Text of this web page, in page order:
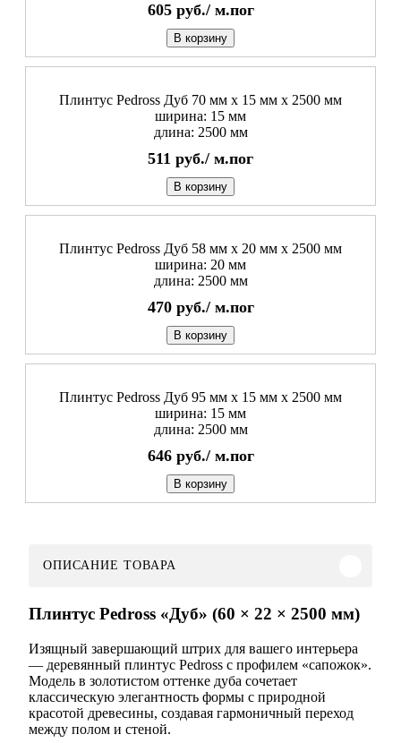
605 руб./ м.пог
В корзину
Плинтус Pedross Дуб 70 мм х 15 мм х 2500 мм
ширина: 15 мм
длина: 2500 мм
511 руб./ м.пог
В корзину
Плинтус Pedross Дуб 58 мм х 20 мм х 2500 мм
ширина: 20 мм
длина: 2500 мм
470 руб./ м.пог
В корзину
Плинтус Pedross Дуб 95 мм х 15 мм х 2500 мм
ширина: 15 мм
длина: 2500 мм
646 руб./ м.пог
В корзину
ОПИСАНИЕ ТОВАРА
Плинтус Pedross «Дуб» (60 × 22 × 2500 мм)
Изящный завершающий штрих для вашего интерьера
— деревянный плинтус Pedross с профилем «сапожок».
Модель в золотистом оттенке дуба сочетает
классическую элегантность формы с природной
красотой древесины, создавая гармоничный переход
между полом и стеной.